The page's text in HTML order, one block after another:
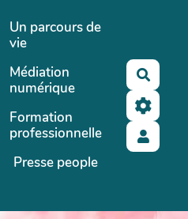
Un parcours de
vie
Médiation
numérique
Formation
professionnelle
Presse people